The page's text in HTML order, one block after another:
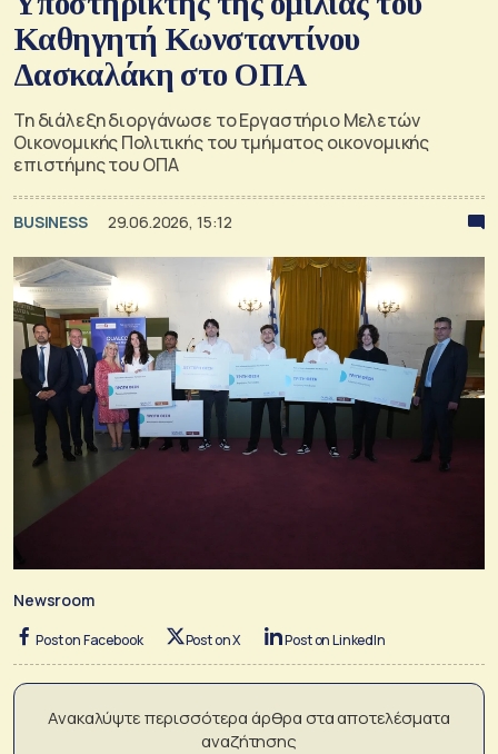
Καθηγητή Κωνσταντίνου
Δασκαλάκη στο ΟΠΑ
Τη διάλεξη διοργάνωσε το Εργαστήριο Μελετών
Οικονομικής Πολιτικής του τμήματος οικονομικής
επιστήμης του ΟΠΑ
BUSINESS 29.06.2026, 15:12
Newsroom
Post on Facebook Post on X Post on LinkedIn
Ανακαλύψτε περισσότερα άρθρα στα αποτελέσματα
αναζήτησης